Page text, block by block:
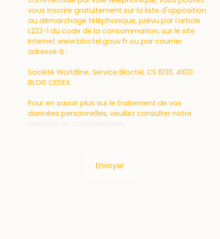
vous inscrire gratuitement sur la liste d'opposition
au démarchage téléphonique, prévu par l'article
L223-1 du code de la consommation, sur le site
Internet www.bloctel.gouv.fr ou par courrier
adressé à :
Société Worldline, Service Bloctel, CS 61311, 41013
BLOIS CEDEX.
Pour en savoir plus sur le traitement de vos
données personnelles, veuillez consulter notre
.
Envoyer